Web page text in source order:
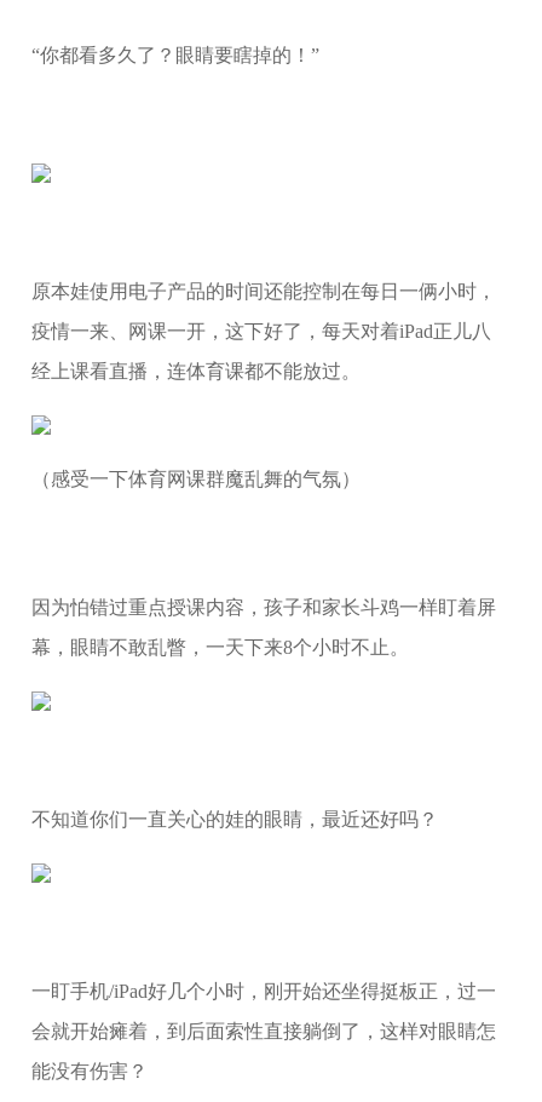
“你都看多久了？眼睛要瞎掉的！”
原本娃使用电子产品的时间还能控制在每日一俩小时，
疫情一来、网课一开，这下好了，每天对着iPad正儿八
经上课看直播，连体育课都不能放过。
（感受一下体育网课群魔乱舞的气氛）
因为怕错过重点授课内容，孩子和家长斗鸡一样盯着屏
幕，眼睛不敢乱瞥，一天下来8个小时不止。
不知道你们一直关心的娃的眼睛，最近还好吗？
一盯手机/iPad好几个小时，刚开始还坐得挺板正，过一
会就开始瘫着，到后面索性直接躺倒了，这样对眼睛怎
能没有伤害？